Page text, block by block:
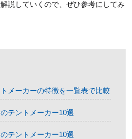
説していくので、ぜひ参考にしてみ
メーカーの特徴を一覧表で比較
テントメーカー10選
テントメーカー10選